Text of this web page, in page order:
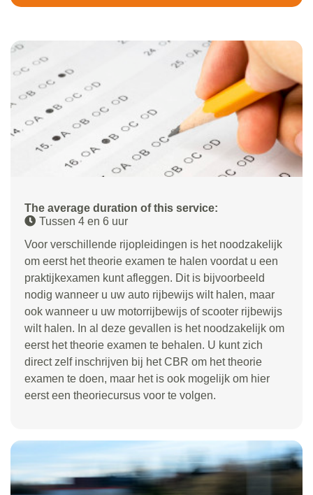
The average duration of this service:
Tussen 4 en 6 uur
Voor verschillende rijopleidingen is het noodzakelijk
om eerst het theorie examen te halen voordat u een
praktijkexamen kunt afleggen. Dit is bijvoorbeeld
nodig wanneer u uw auto rijbewijs wilt halen, maar
ook wanneer u uw motorrijbewijs of scooter rijbewijs
wilt halen. In al deze gevallen is het noodzakelijk om
eerst het theorie examen te behalen. U kunt zich
direct zelf inschrijven bij het CBR om het theorie
examen te doen, maar het is ook mogelijk om hier
eerst een theoriecursus voor te volgen.